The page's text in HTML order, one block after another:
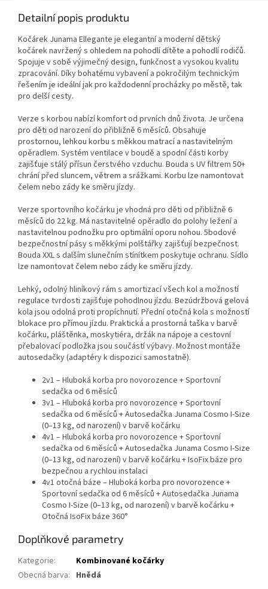
Detailní popis produktu
Kočárek Junama Ellegante je elegantní a moderní dětský
kočárek navržený s ohledem na pohodlí dítěte a pohodlí rodičů.
Spojuje v sobě výjimečný design, funkčnost a vysokou kvalitu
zpracování. Díky bohatému vybavení a pokročilým technickým
řešením je ideální jak pro každodenní procházky po městě, tak
pro delší cesty.
Verze s korbou nabízí komfort od prvních dnů života. Je určena
pro děti od narození do přibližně 6 měsíců. Obsahuje
prostornou, lehkou korbu s měkkou matrací a nastavitelným
opěradlem. Systém ventilace v boudě a spodní části korby
zajišťuje stálý přísun čerstvého vzduchu. Bouda s UV filtrem 50+
chrání před sluncem, větrem a srážkami. Korbu lze namontovat
čelem nebo zády ke směru jízdy.
Verze sportovního kočárku je vhodná pro děti od přibližně 6
měsíců do 22 kg. Má nastavitelné opěradlo do polohy ležení a
nastavitelnou podnožku pro optimální oporu nohou. 5bodové
bezpečnostní pásy s měkkými polštářky zajišťují bezpečnost.
Bouda XXL s dalším slunečním stínítkem poskytuje ochranu. Sídlo
lze namontovat čelem nebo zády ke směru jízdy.
Lehký, odolný hliníkový rám s amortizací všech kol a možností
regulace tvrdosti zajišťuje pohodlnou jízdu. Bezúdržbová gelová
kola jsou odolná proti propíchnutí. Přední otočná kola s možností
blokace pro přímou jízdu. Praktická a prostorná taška v barvě
kočárku, pláštěnka, moskytiéra, držák na nápoje a cestovní
přebalovací podložka jsou součástí výbavy. Možnost montáže
autosedačky (adaptéry k dispozici samostatně).
2v1 – Hluboká korba pro novorozence + Sportovní
sedačka od 6 měsíců
3v1 – Hluboká korba pro novorozence + Sportovní
sedačka od 6 měsíců + Autosedačka Junama Cosmo I-Size
(0–13 kg, od narození) v barvě kočárku
4v1 – Hluboká korba pro novorozence + Sportovní
sedačka od 6 měsíců + Autosedačka Junama Cosmo I-Size
(0–13 kg, od narození) v barvě kočárku + IsoFix báze pro
bezpečnou a rychlou instalaci
4v1 otočná báze – Hluboká korba pro novorozence +
Sportovní sedačka od 6 měsíců + Autosedačka Junama
Cosmo I-Size (0–13 kg, od narození) v barvě kočárku +
Otočná IsoFix báze 360°
Doplňkové parametry
Kategorie:
Kombinované kočárky
Obecná barva: Hnědá